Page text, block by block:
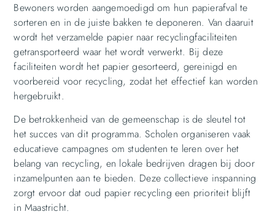
Bewoners worden aangemoedigd om hun papierafval te
sorteren en in de juiste bakken te deponeren. Van daaruit
wordt het verzamelde papier naar recyclingfaciliteiten
getransporteerd waar het wordt verwerkt. Bij deze
faciliteiten wordt het papier gesorteerd, gereinigd en
voorbereid voor recycling, zodat het effectief kan worden
hergebruikt.
De betrokkenheid van de gemeenschap is de sleutel tot
het succes van dit programma. Scholen organiseren vaak
educatieve campagnes om studenten te leren over het
belang van recycling, en lokale bedrijven dragen bij door
inzamelpunten aan te bieden. Deze collectieve inspanning
zorgt ervoor dat oud papier recycling een prioriteit blijft
in Maastricht.